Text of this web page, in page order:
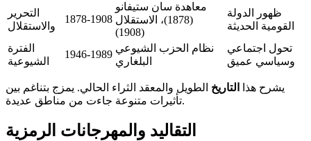
التحرير
والاستقلال
1878-1908
معاهدة سان ستيفانو
(1878)، الاستقلال
(1908)
ظهور الدولة
القومية الحديثة
الفترة
الشيوعية
1946-1989
نظام الحزب الشيوعي
البلغاري
تحول اجتماعي
وسياسي عميق
يشرح هذا التاريخ الطويل والمعقد الثراء الحالي. يمزج بتناغم بين
تأثيرات متنوعة جاءت من مناطق عديدة.
التقاليد والمهرجانات الرمزية